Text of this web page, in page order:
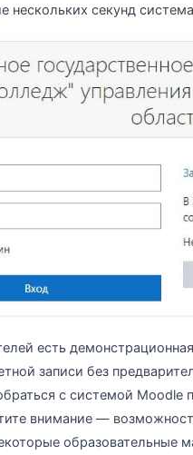
нескольких секунд
есть
записи без
с системой
внимание —
образовательные